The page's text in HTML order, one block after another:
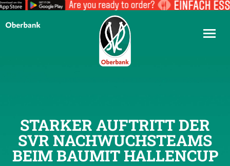
STARKER AUFTRITT DER
SVR NACHWUCHSTEAMS
BEIM BAUMIT HALLENCUP